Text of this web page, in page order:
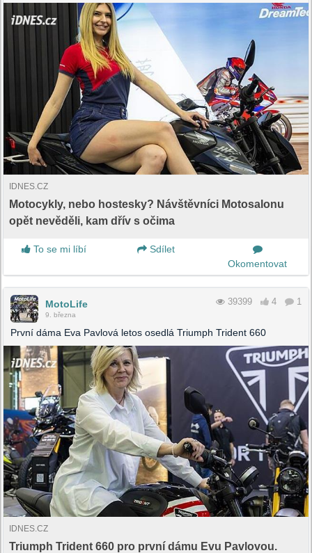
IDNES.CZ
Motocykly, nebo hostesky? Návštěvníci Motosalonu
opět nevěděli, kam dřív s očima
To se mi líbí
Sdílet
Okomentovat
MotoLife
9. března
39399 4 1
První dáma Eva Pavlová letos osedlá Triumph Trident 660
IDNES.CZ
Triumph Trident 660 pro první dámu Evu Pavlovou.